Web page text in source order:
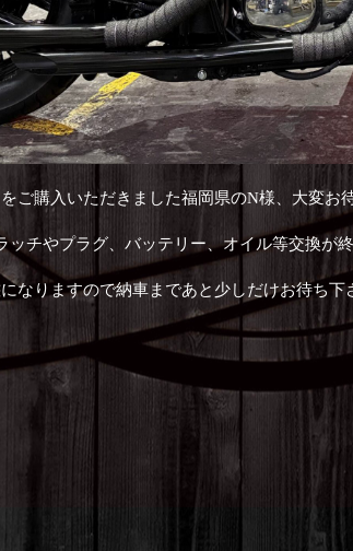
ご購入いただきました福岡県のN様、大変お
ッチやプラグ、バッテリー、オイル等交換が
なりますので納車まであと少しだけお待ち